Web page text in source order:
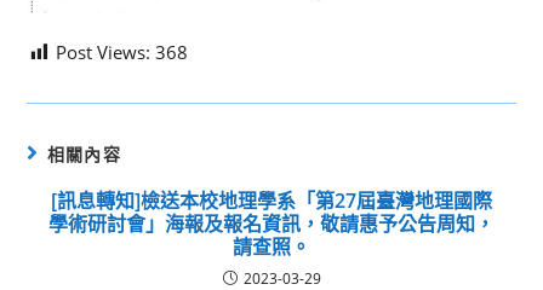
Post Views: 368
相關內容
[訊息轉知]檢送本校地理學系「第27屆臺灣地理國際
學術研討會」海報及報名資訊，敬請惠予公告周知，
請查照。
2023-03-29